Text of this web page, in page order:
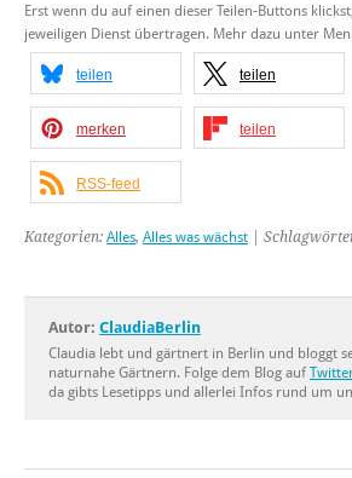
Erst wenn du auf einen dieser Teilen-Buttons
jeweiligen Dienst übertragen. Mehr dazu unter
teilen teilen
merken teilen
RSS-feed
Kategorien: Alles, Alles was wächst |
Autor: ClaudiaBerlin
Claudia lebt und gärtnert in Berlin und bloggt
naturnahe Gärtnern. Folge dem Blog auf
da gibts Lesetipps und allerlei Infos rund um